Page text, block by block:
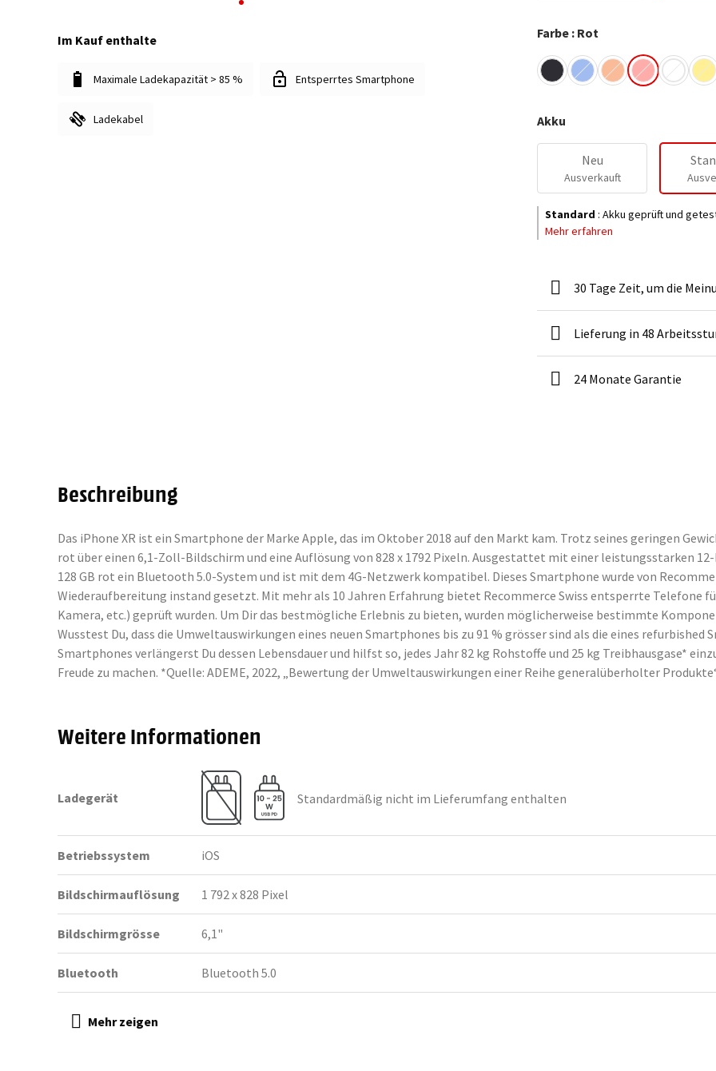
Im Kauf enthalte
Maximale Ladekapazität > 85 % Entsperrtes Smartphone
Ladekabel
Farbe : Rot
Akku
Neu
Ausverkauft
Standard : Akku geprüft und
Mehr erfahren
30 Tage Zeit, um die
Lieferung in 48
24 Monate Garantie
Beschreibung
Das iPhone XR ist ein Smartphone der Marke Apple, das im Oktober 2018 auf den Markt kam. Trotz seines geringen
rot über einen 6,1-Zoll-Bildschirm und eine Auflösung von 828 x 1792 Pixeln. Ausgestattet mit einer leistungsstarken
128 GB rot ein Bluetooth 5.0-System und ist mit dem 4G-Netzwerk kompatibel. Dieses Smartphone wurde von
Wiederaufbereitung instand gesetzt. Mit mehr als 10 Jahren Erfahrung bietet Recommerce Swiss entsperrte Telefone
Kamera, etc.) geprüft wurden. Um Dir das bestmögliche Erlebnis zu bieten, wurden möglicherweise bestimmte
Wusstest Du, dass die Umweltauswirkungen eines neuen Smartphones bis zu 91 % grösser sind als die eines refurbished
Smartphones verlängerst Du dessen Lebensdauer und hilfst so, jedes Jahr 82 kg Rohstoffe und 25 kg Treibhausgase*
Freude zu machen. *Quelle: ADEME, 2022, „Bewertung der Umweltauswirkungen einer Reihe generalüberholter
Weitere Informationen
Ladegerät Standardmäßig nicht im Lieferumfang enthalten
Betriebssystem iOS
Bildschirmauflösung 1 792 x 828 Pixel
Bildschirmgrösse 6,1"
Bluetooth Bluetooth 5.0